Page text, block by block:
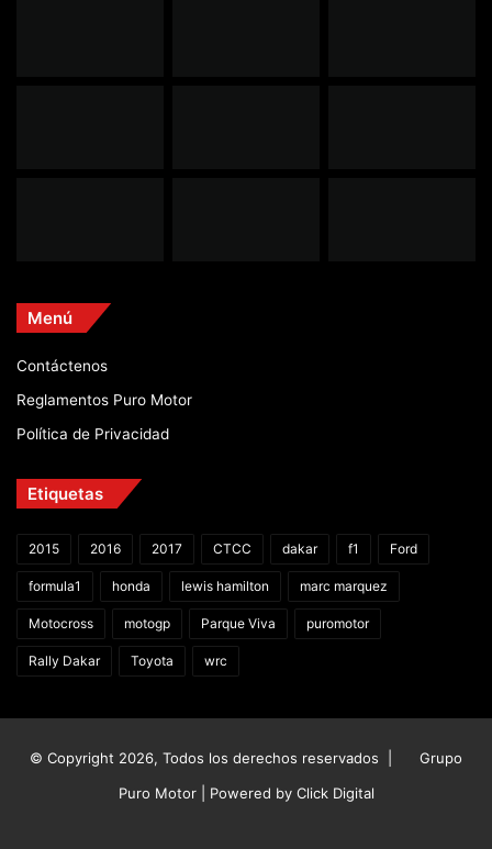
Menú
Contáctenos
Reglamentos Puro Motor
Política de Privacidad
Etiquetas
2015 2016 2017 CTCC dakar f1 Ford
formula1 honda lewis hamilton marc marquez
Motocross motogp Parque Viva puromotor
Rally Dakar Toyota wrc
© Copyright 2026, Todos los derechos reservados |
Grupo
Puro Motor | Powered by Click Digital